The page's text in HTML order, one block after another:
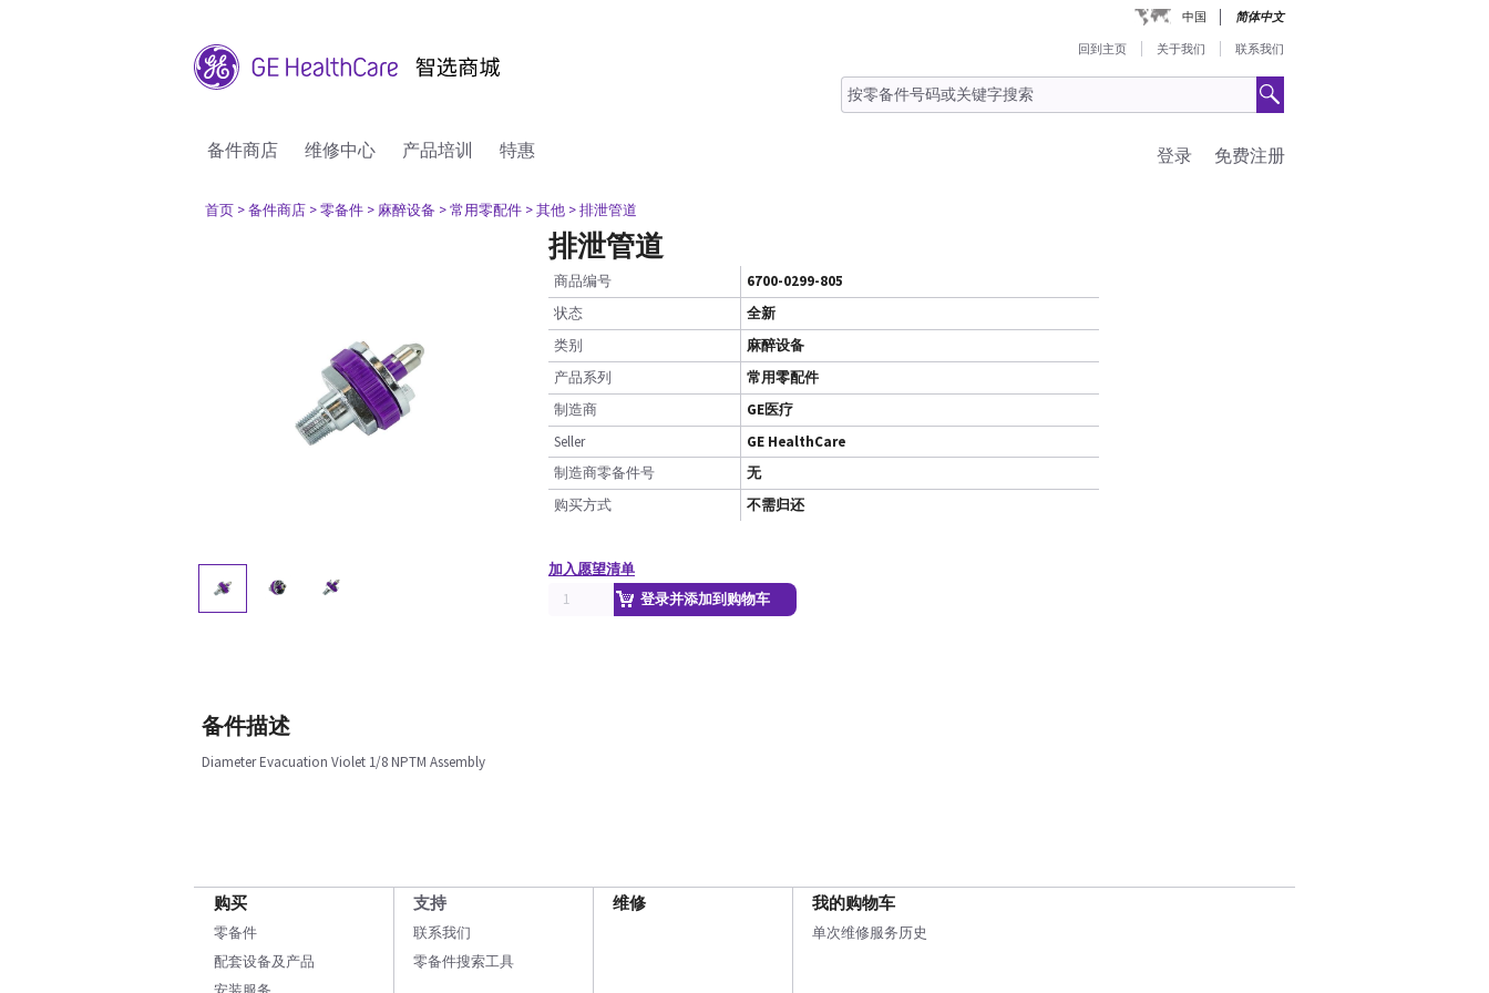
中国 简体中文
回到主页 关于我们 联系我们
备件商店 维修中心 产品培训 特惠 免费注册
登录
首页 > 备件商店 > 零备件 > 麻醉设备 > 常用零配件 > 其他 > 排泄管道
排泄管道
商品编号
6700-0299-805
状态
全新
类别
麻醉设备
产品系列
常用零配件
制造商
GE医疗
Seller
GE HealthCare
制造商零备件号
无
购买方式
不需归还
加入愿望清单
登录并添加到购物车
备件描述
Diameter Evacuation Violet 1/8 NPTM Assembly
购买
零备件
配套设备及产品
支持
联系我们
零备件搜索工具
维修 我的购物车
单次维修服务历史